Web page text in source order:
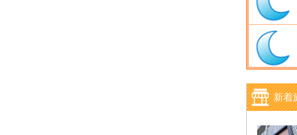
新着